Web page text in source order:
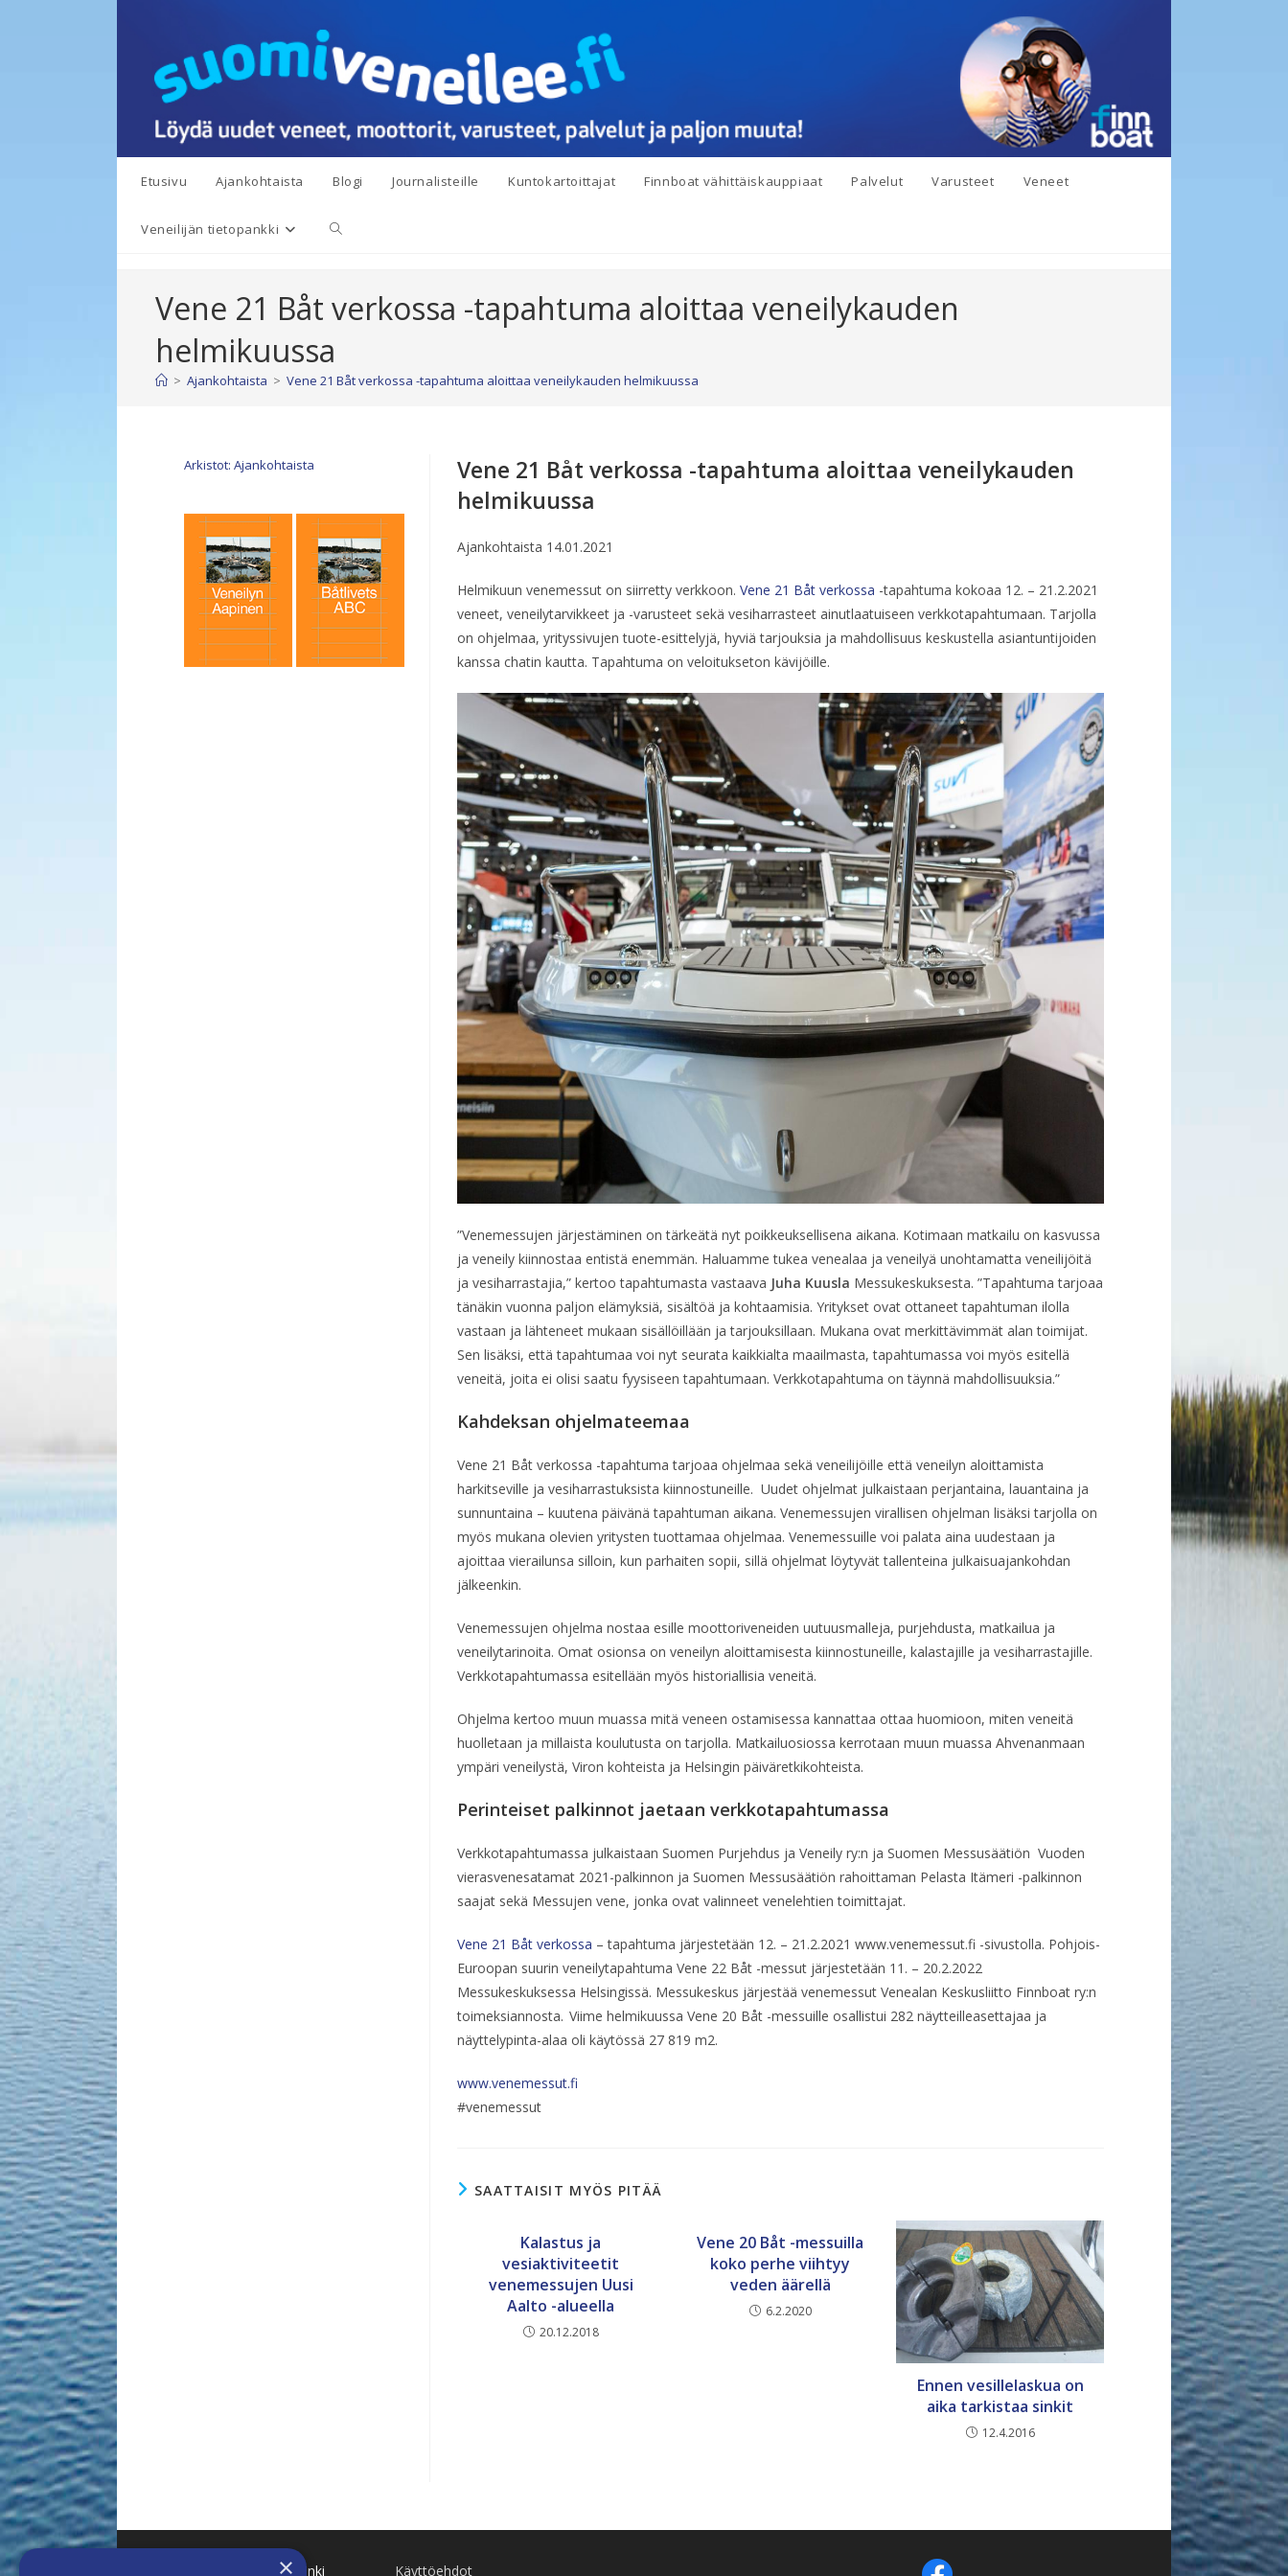
Etusivu Ajankohtaista Blogi Journalisteille Kuntokartoittajat Finnboat vähittäiskauppiaat Palvelut Varusteet Veneet
Veneilijän tietopankki Toggle
search
Vene 21 Båt verkossa -tapahtuma aloittaa veneilykauden
helmikuussa
> Ajankohtaista > Vene 21 Båt verkossa -tapahtuma aloittaa veneilykauden helmikuussa
Arkistot: Ajankohtaista
Vene 21 Båt verkossa -tapahtuma aloittaa veneilykauden
helmikuussa
Ajankohtaista 14.01.2021
Helmikuun venemessut on siirretty verkkoon. Vene 21 Båt verkossa -tapahtuma kokoaa 12. – 21.2.2021
veneet, veneilytarvikkeet ja -varusteet sekä vesiharrasteet ainutlaatuiseen verkkotapahtumaan. Tarjolla
on ohjelmaa, yrityssivujen tuote-esittelyjä, hyviä tarjouksia ja mahdollisuus keskustella asiantuntijoiden
kanssa chatin kautta. Tapahtuma on veloitukseton kävijöille.
”Venemessujen järjestäminen on tärkeätä nyt poikkeuksellisena aikana. Kotimaan matkailu on kasvussa
ja veneily kiinnostaa entistä enemmän. Haluamme tukea venealaa ja veneilyä unohtamatta veneilijöitä
ja vesiharrastajia,” kertoo tapahtumasta vastaava Juha Kuusla Messukeskuksesta. ”Tapahtuma tarjoaa
tänäkin vuonna paljon elämyksiä, sisältöä ja kohtaamisia. Yritykset ovat ottaneet tapahtuman ilolla
vastaan ja lähteneet mukaan sisällöillään ja tarjouksillaan. Mukana ovat merkittävimmät alan toimijat.
Sen lisäksi, että tapahtumaa voi nyt seurata kaikkialta maailmasta, tapahtumassa voi myös esitellä
veneitä, joita ei olisi saatu fyysiseen tapahtumaan. Verkkotapahtuma on täynnä mahdollisuuksia.”
Kahdeksan ohjelmateemaa
Vene 21 Båt verkossa -tapahtuma tarjoaa ohjelmaa sekä veneilijöille että veneilyn aloittamista
harkitseville ja vesiharrastuksista kiinnostuneille. Uudet ohjelmat julkaistaan perjantaina, lauantaina ja
sunnuntaina – kuutena päivänä tapahtuman aikana. Venemessujen virallisen ohjelman lisäksi tarjolla on
myös mukana olevien yritysten tuottamaa ohjelmaa. Venemessuille voi palata aina uudestaan ja
ajoittaa vierailunsa silloin, kun parhaiten sopii, sillä ohjelmat löytyvät tallenteina julkaisuajankohdan
jälkeenkin.
Venemessujen ohjelma nostaa esille moottoriveneiden uutuusmalleja, purjehdusta, matkailua ja
veneilytarinoita. Omat osionsa on veneilyn aloittamisesta kiinnostuneille, kalastajille ja vesiharrastajille.
Verkkotapahtumassa esitellään myös historiallisia veneitä.
Ohjelma kertoo muun muassa mitä veneen ostamisessa kannattaa ottaa huomioon, miten veneitä
huolletaan ja millaista koulutusta on tarjolla. Matkailuosiossa kerrotaan muun muassa Ahvenanmaan
ympäri veneilystä, Viron kohteista ja Helsingin päiväretkikohteista.
Perinteiset palkinnot jaetaan verkkotapahtumassa
Verkkotapahtumassa julkaistaan Suomen Purjehdus ja Veneily ry:n ja Suomen Messusäätiön Vuoden
vierasvenesatamat 2021-palkinnon ja Suomen Messusäätiön rahoittaman Pelasta Itämeri -palkinnon
saajat sekä Messujen vene, jonka ovat valinneet venelehtien toimittajat.
Vene 21 Båt verkossa – tapahtuma järjestetään 12. – 21.2.2021 www.venemessut.fi -sivustolla. Pohjois-
Euroopan suurin veneilytapahtuma Vene 22 Båt -messut järjestetään 11. – 20.2.2022
Messukeskuksessa Helsingissä. Messukeskus järjestää venemessut Venealan Keskusliitto Finnboat ry:n
toimeksiannosta. Viime helmikuussa Vene 20 Båt -messuille osallistui 282 näytteilleasettajaa ja
näyttelypinta-alaa oli käytössä 27 819 m2.
www.venemessut.fi
#venemessut
SAATTAISIT MYÖS PITÄÄ
Kalastus ja
vesiaktiviteetit
venemessujen Uusi
Aalto -alueella
20.12.2018
Vene 20 Båt -messuilla
koko perhe viihtyy
veden äärellä
6.2.2020
Ennen vesillelaskua on
aika tarkistaa sinkit
12.4.2016
Käenkuja 8 A 47 00500 Helsinki Käyttöehdot
×